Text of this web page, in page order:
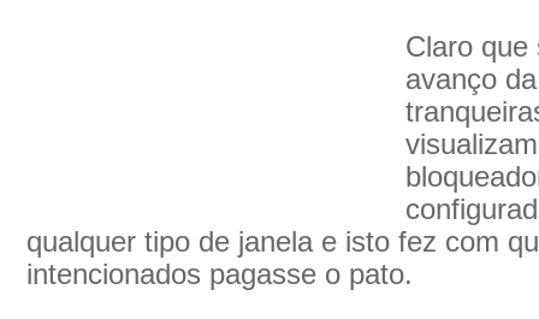
Claro que
avanço
qualquer tipo de janela e isto fez com
intencionados pagasse o pato.